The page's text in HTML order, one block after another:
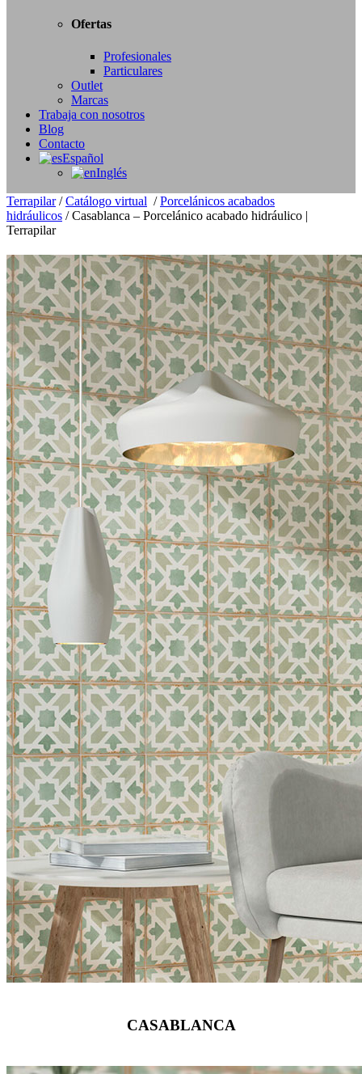
Ofertas
Profesionales
Particulares
Outlet
Marcas
Trabaja con nosotros
Blog
Contacto
Español
Inglés
Terrapilar/Catálogo virtual /Porcelánicos acabados
hidráulicos /Casablanca – Porcelánico acabado hidráulico |
Terrapilar
CASABLANCA